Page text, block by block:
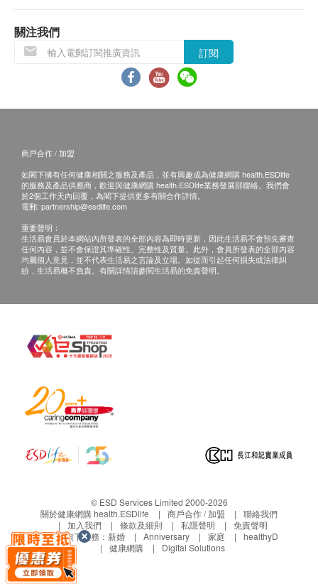
總膽紅素
球蛋白
鹼性磷酸酶
丙種谷氨基轉移酵素
鈉
鉀
肌酸酐
血尿素
氯
血液檢查
嗜鹼性白血球
血色素
紅血球平均血紅素
單核白血球
嗜中性白血球
紅血球壓積量
血小板數目
紅血球計數
紅血球平均體積
白血球分類
血紅素
紅血球總數
• 健康檢查服務並非作為醫療診斷或治療用途。
《萊佛士醫療香港—疫苗注射服務：條款及細則》
• 閣下須於預約當天向本診所職員出示身份證及訂購
確認信或電郵。
• 閣下須由確認付款日期起計6月內進行及完成首針注
射，逾期作廢。
• 疫苗供應及其藥廠品牌按實際情況而定，本診所保
留最後決定權。
• 所列出之疫苗服務費用已包括首次注射前的醫生會
斷並不適合接種有關疫苗，本診所將收取一次醫生會
• 成功付款後，已訂購之疫苗服務費用不設更改，轉
讓及／或退款（除上述經醫生諮詢後不宜進行接種疫
• 疫苗注射服務並非作為醫療診斷或治療用途。
關注我們
訂閱
商戶合作 / 加盟
如閣下擁有任何健康相關之服務及產品，並有興趣成為健康網購 health.ESDlife
的服務及產品供應商，歡迎與健康網購 health.ESDlife業務發展部聯絡。我們會
於2個工作天內回覆，為閣下提供更多有關合作詳情。
電郵: partnership@esdlife.com
重要聲明：
生活易會員於本網站內所發表的全部內容為即時更新，因此生活易不會預先審查
任何內容，並不會保證其準確性、完整性及質量。此外，會員所發表的全部內容
均屬個人意見，並不代表生活易之言論及立場。如從而引起任何損失或法律糾
紛，生活易概不負責。有關詳情請參閱生活易的免責聲明。
© ESD Services Limited 2000-2026
關於健康網購 health.ESDlife
商戶合作 / 加盟
聯絡我們
加入我們
條款及細則 私隱聲明
免責聲明
生活易旗下業務： 新婚 Anniversary 家庭
healthyD
健康網購
Digital Solutions